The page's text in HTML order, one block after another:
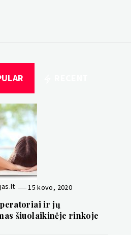
15 kovo, 2020
ir jų
šiuolaikinėje rinkoje